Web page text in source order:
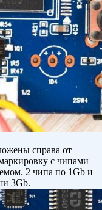
справа от
с чипами
2 чипа по 1Gb и
3Gb.